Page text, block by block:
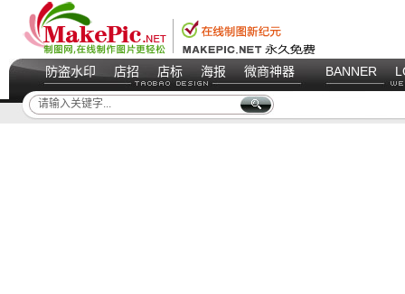
防盗水印 店招 店标 海报 微商神器 BANNER